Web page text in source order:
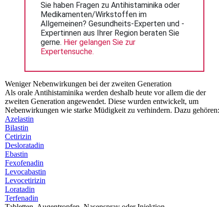
Sie haben Fragen zu Antihistaminika oder
Medikamenten/Wirkstoffen im
Allgemeinen? Gesundheits-Experten und -
Expertinnen aus Ihrer Region beraten Sie
gerne. Hier gelangen Sie zur
Expertensuche.
Weniger Nebenwirkungen bei der zweiten Generation
Als orale Antihistaminika werden deshalb heute vor allem die der
zweiten Generation angewendet. Diese wurden entwickelt, um
Nebenwirkungen wie starke Müdigkeit zu verhindern. Dazu
Azelastin
Bilastin
Cetirizin
Desloratadin
Ebastin
Fexofenadin
Levocabastin
Levocetirizin
Loratadin
Terfenadin